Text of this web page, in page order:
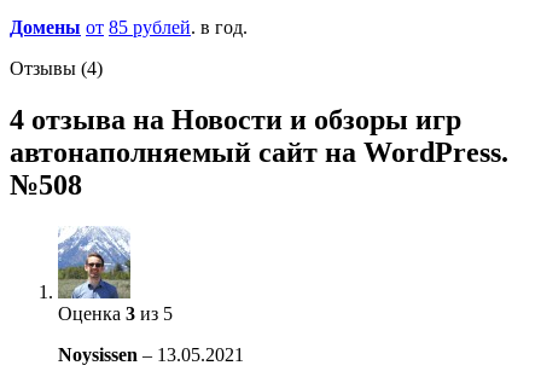
Домены от 85 рублей. в год.
Отзывы (4)
4 отзыва на Новости и обзоры игр
автонаполняемый сайт на WordPress.
№508
Оценка 3 из 5
Noysissen – 13.05.2021